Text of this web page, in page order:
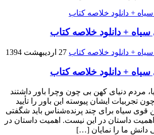
+ دانلود خلاصه کتاب
27 اردیبهشت 1394
+ دانلود خلاصه کتاب
مردم دنیاى کهن بی چون وچرا باور داشتند
تجربیات ایشان پیوسته این باور را تأیید
قوى سیاه براى چند پرنده‌شناس باید شگفتى
اهمیت داستان در این نیست. اهمیت داستان در
دانش ما را نمایان […]